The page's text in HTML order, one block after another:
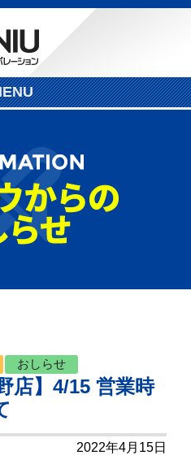
おしらせ
店】4/15 営業時
2022年4月15日